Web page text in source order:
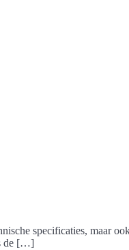
specificaties, maar
de […]